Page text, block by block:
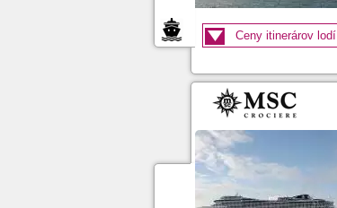
Ceny itinerárov lodí